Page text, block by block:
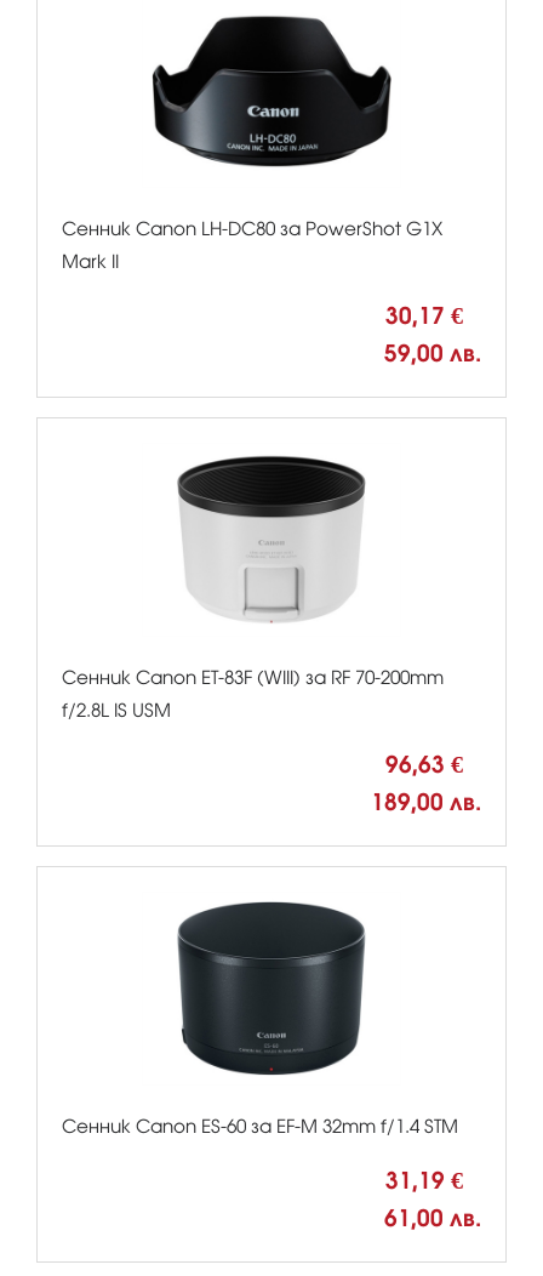
Сенник Canon LH-DC80 за PowerShot G1X
Mark II
30,17 €
59,00 лв.
Сенник Canon ET-83F (WIII) за RF 70-200mm
f/2.8L IS USM
96,63 €
189,00 лв.
Сенник Canon ES-60 за EF-M 32mm f/1.4 STM
31,19 €
61,00 лв.